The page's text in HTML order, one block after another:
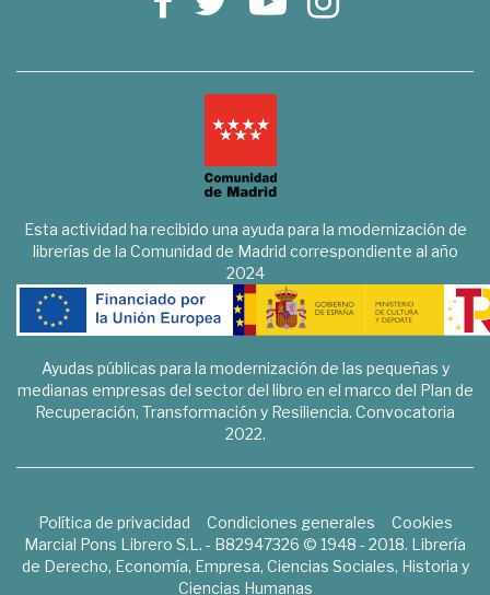
Esta actividad ha recibido una ayuda para la modernización de
librerías de la Comunidad de Madrid correspondiente al año
2024
Ayudas públicas para la modernización de las pequeñas y
medianas empresas del sector del libro en el marco del Plan de
Recuperación, Transformación y Resiliencia. Convocatoria
2022.
Política de privacidad Condiciones generales
Cookies
Marcial Pons Librero S.L. - B82947326 © 1948 - 2018. Librería
de Derecho, Economía, Empresa, Ciencias Sociales, Historia y
Ciencias Humanas